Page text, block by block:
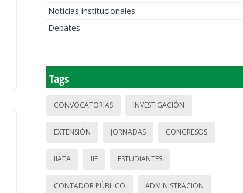
Noticias institucionales
Debates
Tags
CONVOCATORIAS INVESTIGACIÓN
EXTENSIÓN JORNADAS CONGRESOS
IIATA IIE ESTUDIANTES
CONTADOR PÚBLICO ADMINISTRACIÓN